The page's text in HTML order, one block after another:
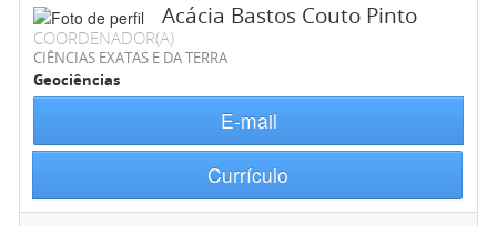
Acácia Bastos Couto Pinto
COORDENADOR(A)
CIÊNCIAS EXATAS E DA TERRA
Geociências
E-mail
Currículo